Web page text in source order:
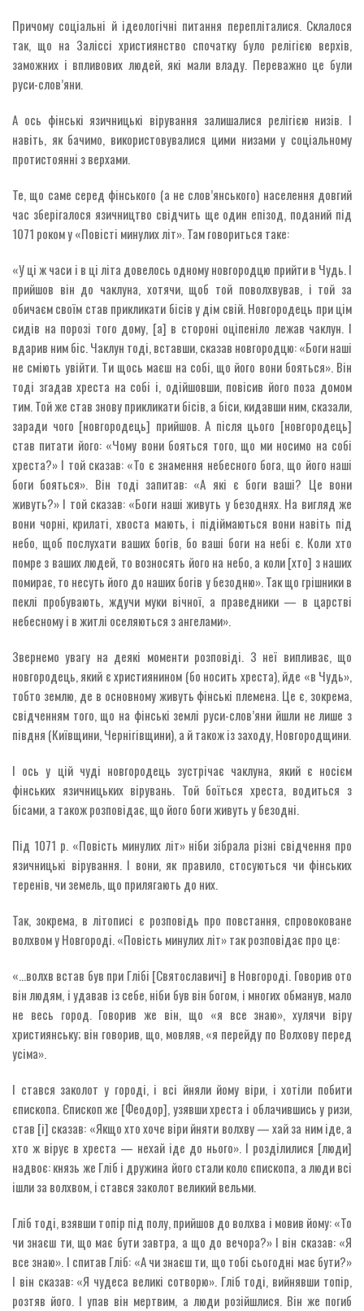
Причому соціальні й ідеологічні питання перепліталися. Склалося
так, що на Заліссі християнство спочатку було релігією верхів,
заможних і впливових людей, які мали владу. Переважно це були
руси-слов’яни.
А ось фінські язичницькі вірування залишалися релігією низів. І
навіть, як бачимо, використовувалися цими низами у соціальному
протистоянні з верхами.
Те, що саме серед фінського (а не слов’янського) населення довгий
час зберігалося язичництво свідчить ще один епізод, поданий під
1071 роком у «Повісті минулих літ». Там говориться таке:
«У ці ж часи і в ці літа довелось одному новгородцю прийти в Чудь. І
прийшов він до чаклуна, хотячи, щоб той поволхвував, і той за
обичаєм своїм став прикликати бісів у дім свій. Новгородець при цім
сидів на порозі того дому, [а] в стороні оціпеніло лежав чаклун. І
вдарив ним біс. Чаклун тоді, вставши, сказав новгородцю: «Боги наші
не сміють увійти. Ти щось маєш на собі, що його вони бояться». Він
тоді згадав хреста на собі і, одійшовши, повісив його поза домом
тим. Той же став знову прикликати бісів, а біси, кидавши ним, сказали,
заради чого [новгородець] прийшов. А після цього [новгородець]
став питати його: «Чому вони бояться того, що ми носимо на собі
хреста?» І той сказав: «То є знамення небесного бога, що його наші
боги бояться». Він тоді запитав: «А які є боги ваші? Це вони
живуть?» І той сказав: «Боги наші живуть у безоднях. На вигляд же
вони чорні, крилаті, хвоста мають, і підіймаються вони навіть під
небо, щоб послухати ваших богів, бо ваші боги на небі є. Коли хто
помре з ваших людей, то возносять його на небо, а коли [хто] з наших
помирає, то несуть його до наших богів у безодню». Так що грішники в
пеклі пробувають, ждучи муки вічної, а праведники — в царстві
небесному і в житлі оселяються з ангелами».
Звернемо увагу на деякі моменти розповіді. З неї випливає, що
новгородець, який є християнином (бо носить хреста), йде «в Чудь»,
тобто землю, де в основному живуть фінські племена. Це є, зокрема,
свідченням того, що на фінські землі руси-слов’яни йшли не лише з
півдня (Київщини, Чернігівщини), а й також із заходу, Новгородщини.
І ось у цій чуді новгородець зустрічає чаклуна, який є носієм
фінських язичницьких вірувань. Той боїться хреста, водиться з
бісами, а також розповідає, що його боги живуть у безодні.
Під 1071 р. «Повість минулих літ» ніби зібрала різні свідчення про
язичницькі вірування. І вони, як правило, стосуються чи фінських
теренів, чи земель, що прилягають до них.
Так, зокрема, в літописі є розповідь про повстання, спровоковане
волхвом у Новгороді. «Повість минулих літ» так розповідає про це:
«…волхв встав був при Глібі [Святославичі] в Новгороді. Говорив ото
він людям, і удавав із себе, ніби був він богом, і многих обманув, мало
не весь город. Говорив же він, що «я все знаю», хулячи віру
християнську; він говорив, що, мовляв, «я перейду по Волхову перед
усіма».
І стався заколот у городі, і всі йняли йому віри, і хотіли побити
єпископа. Єпископ же [Феодор], узявши хреста і облачившись у ризи,
став [і] сказав: «Якщо хто хоче віри йняти волхву — хай за ним іде, а
хто ж вірує в хреста — нехай іде до нього». І розділилися [люди]
надвоє: князь же Гліб і дружина його стали коло єпископа, а люди всі
ішли за волхвом, і стався заколот великий вельми.
Гліб тоді, взявши топір під полу, прийшов до волхва і мовив йому: «То
чи знаєш ти, що має бути завтра, а що до вечора?» І він сказав: «Я
все знаю». І спитав Гліб: «А чи знаєш ти, що тобі сьогодні має бути?»
І він сказав: «Я чудеса великі сотворю». Гліб тоді, вийнявши топір,
розтяв його. І упав він мертвим, а люди розійшлися. Він же погиб